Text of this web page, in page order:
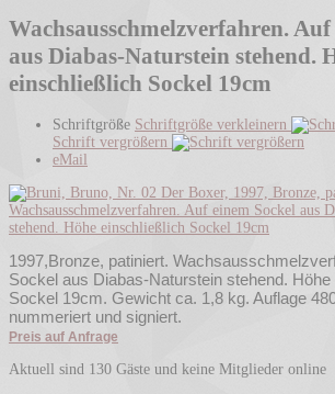
Wachsausschmelzverfahren. Auf
aus Diabas-Naturstein stehend.
einschließlich Sockel 19cm
Schriftgröße Schriftgröße verkleinern
Schrift vergrößern
eMail
1997,Bronze, patiniert.
Sockel aus Diabas-Naturstein stehend.
Sockel 19cm. Gewicht ca. 1,8 kg. Auflage
nummeriert und signiert.
Preis auf Anfrage
Aktuell sind 130 Gäste und keine Mitglieder online